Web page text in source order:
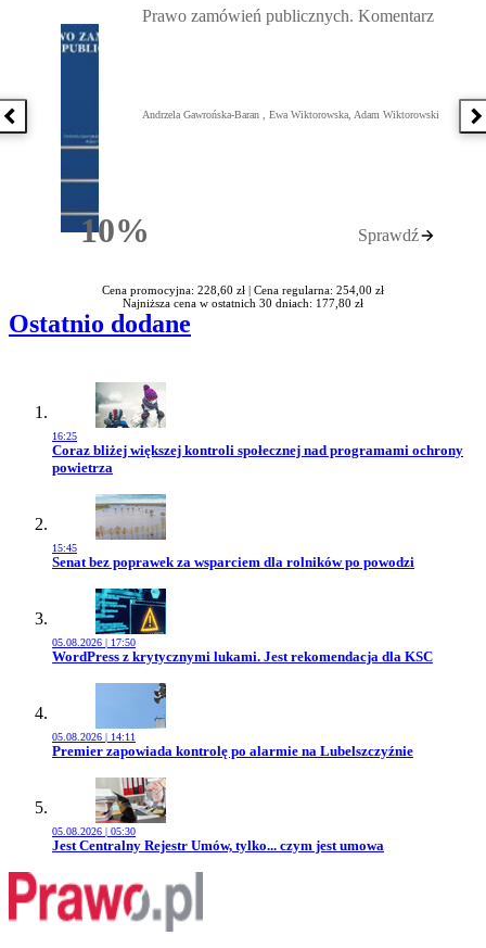
Poprzednia książka
10%Rabatu
Prawo zamówień publicznych. Komentarz
Andrzela Gawrońska-Baran , Ewa Wiktorowska, Adam Wiktorowski
Sprawdź
Cena promocyjna: 228,60 zł | Cena regularna: 254,00 zł
Najniższa cena w ostatnich 30 dniach: 177,80 zł
Ostatnio dodane
16:25
Przejdź do artykułu:
Coraz bliżej większej kontroli społecznej nad programami ochrony
powietrza
15:45
Przejdź do artykułu:
Senat bez poprawek za wsparciem dla rolników po powodzi
05.08.2026 | 17:50
Przejdź do artykułu:
WordPress z krytycznymi lukami. Jest rekomendacja dla KSC
05.08.2026 | 14:11
Przejdź do artykułu:
Premier zapowiada kontrolę po alarmie na Lubelszczyźnie
05.08.2026 | 05:30
Przejdź do artykułu:
Jest Centralny Rejestr Umów, tylko... czym jest umowa